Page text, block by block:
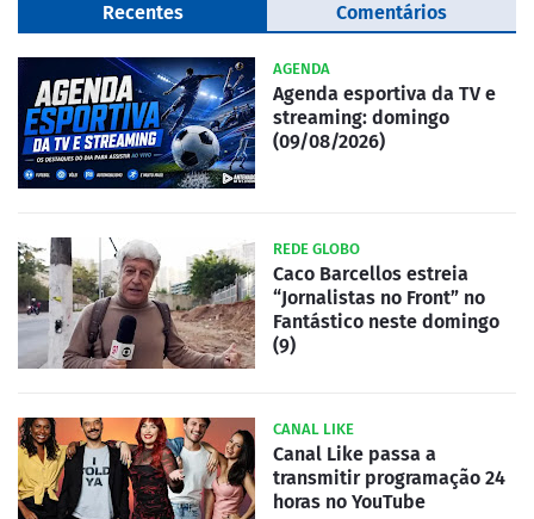
Recentes Comentários
AGENDA
Agenda esportiva da TV e
streaming: domingo
(09/08/2026)
REDE GLOBO
Caco Barcellos estreia
“Jornalistas no Front” no
Fantástico neste domingo
(9)
CANAL LIKE
Canal Like passa a
transmitir programação 24
horas no YouTube